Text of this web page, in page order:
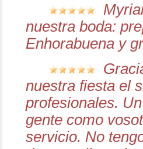
nuestra boda:
Enhorabuena y
nuestra fiesta el
profesionales.
gente como
servicio. No